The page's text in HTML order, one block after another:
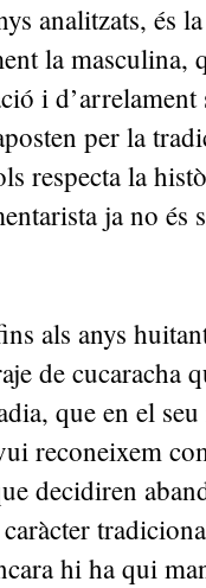
analitzats, és la
la masculina,
i d’arrelament
per la
respecta la
ja no és
als anys
de cucaracha
que en el
reconeixem
decidiren
hi ha qui